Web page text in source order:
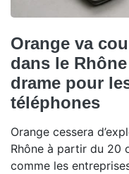
Orange va
dans le
drame pour
téléphones
Orange cessera
Rhône à partir du 20
comme les